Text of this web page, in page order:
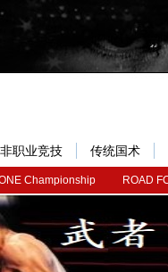
Championship ROAD
非职业竞技 传统国术